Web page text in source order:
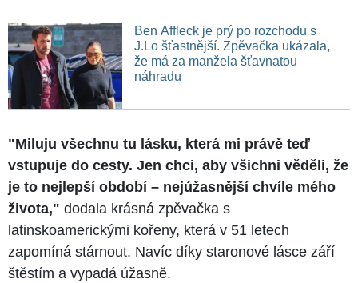
Ben Affleck je prý po rozchodu s
J.Lo šťastnější. Zpěvačka ukázala,
že má za manžela šťavnatou
náhradu
"Miluju všechnu tu lásku, která mi právě teď
vstupuje do cesty. Jen chci, aby všichni věděli, že
je to nejlepší období – nejúžasnější chvíle mého
života," dodala krásná zpěvačka s
latinskoamerickými kořeny, která v 51 letech
zapomíná stárnout. Navíc díky staronové lásce září
štěstím a vypadá úžasně.